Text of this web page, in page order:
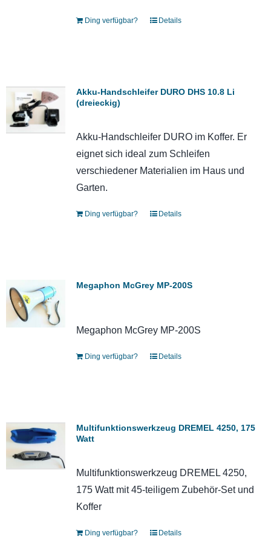
Ding verfügbar? Details
Akku-Handschleifer DURO DHS 10.8 Li
(dreieckig)
Akku-Handschleifer DURO im Koffer. Er
eignet sich ideal zum Schleifen
verschiedener Materialien im Haus und
Garten.
Ding verfügbar? Details
Megaphon McGrey MP-200S
Megaphon McGrey MP-200S
Ding verfügbar? Details
Multifunktionswerkzeug DREMEL 4250, 175
Watt
Multifunktionswerkzeug DREMEL 4250,
175 Watt mit 45-teiligem Zubehör-Set und
Koffer
Ding verfügbar? Details